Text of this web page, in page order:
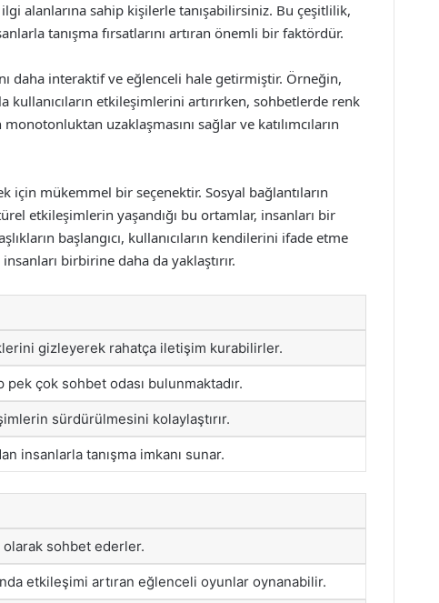
alanlarına sahip kişilerle tanışabilirsiniz. Bu çeşitlilik,
tanışma fırsatlarını artıran önemli bir faktördür.
daha interaktif ve eğlenceli hale getirmiştir. Örneğin,
kullanıcıların etkileşimlerini artırırken, sohbetlerde renk
uzaklaşmasını sağlar ve katılımcıların
için mükemmel bir seçenektir. Sosyal bağlantıların
etkileşimlerin yaşandığı bu ortamlar, insanları bir
başlangıcı, kullanıcıların kendilerini ifade etme
birbirine daha da yaklaştırır.
gizleyerek rahatça iletişim kurabilirler.
pek çok sohbet odası bulunmaktadır.
sürdürülmesini kolaylaştırır.
insanlarla tanışma imkanı sunar.
olarak sohbet ederler.
etkileşimi artıran eğlenceli oyunlar oynanabilir.